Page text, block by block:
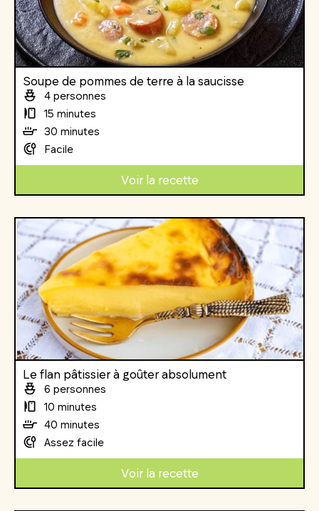
Soupe de pommes de terre à la saucisse
4 personnes
15 minutes
30 minutes
Facile
Voir la recette
Le flan pâtissier à goûter absolument
6 personnes
10 minutes
40 minutes
Assez facile
Voir la recette